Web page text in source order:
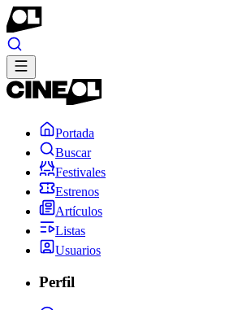
Portada
Buscar
Festivales
Estrenos
Artículos
Listas
Usuarios
Perfil